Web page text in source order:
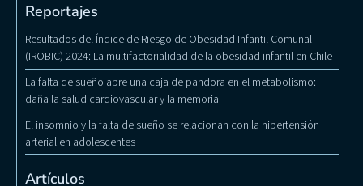
Reportajes
Resultados del Índice de Riesgo de Obesidad Infantil Comunal
(IROBIC) 2024: La multifactorialidad de la obesidad infantil en Chile
La falta de sueño abre una caja de pandora en el metabolismo:
daña la salud cardiovascular y la memoria
El insomnio y la falta de sueño se relacionan con la hipertensión
arterial en adolescentes
Artículos